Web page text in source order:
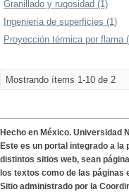
Granillado y rugosidad (1)
Ingeniería de superficies (1)
Proyección térmica por flama
Mostrando ítems 1-10 de 2
Hecho en México. Universidad
Este es un portal integrado a
distintos sitios web, sean
los textos como de las
Sitio administrado por la